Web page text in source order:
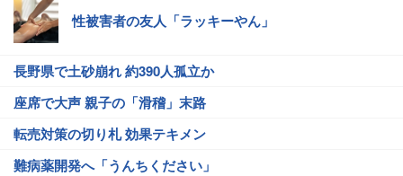
性被害者の友人「ラッキーやん」
長野県で土砂崩れ 約390人孤立か
座席で大声 親子の「滑稽」末路
転売対策の切り札 効果テキメン
難病薬開発へ「うんちください」